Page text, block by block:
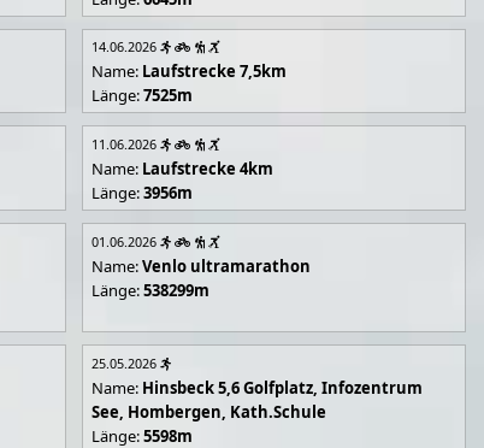
14.06.2026
Name: Laufstrecke 7,5km
Länge:7525m
11.06.2026
Name: Laufstrecke 4km
Länge:3956m
01.06.2026
Name:Venlo ultramarathon
Länge:538299m
25.05.2026
Name: Hinsbeck 5,6 Golfplatz, Infozentrum
See, Hombergen, Kath.Schule
Länge:5598m